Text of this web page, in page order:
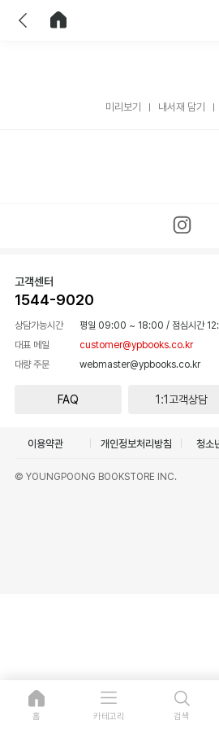
미리보기 내서재 담기
고객센터
1544-9020
상담가능시간 평일 09:00 ~ 18:00 / 점심시간
대표 메일
customer@ypbooks.co.kr
대량 주문
webmaster@ypbooks.co.kr
FAQ 1:1고객상담
이용약관 개인정보처리방침 청소
© YOUNGPOONG BOOKSTORE INC.
홈 카테고리 검색